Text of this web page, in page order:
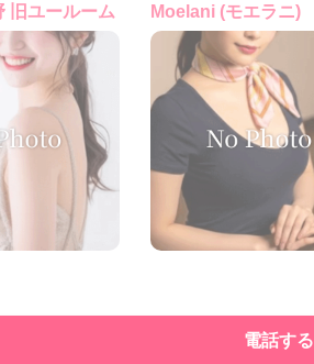
旧ユールーム Moelani (モエラニ)
電話する